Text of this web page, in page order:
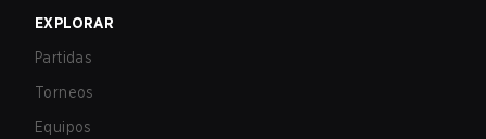
EXPLORAR
Partidas
Torneos
Equipos